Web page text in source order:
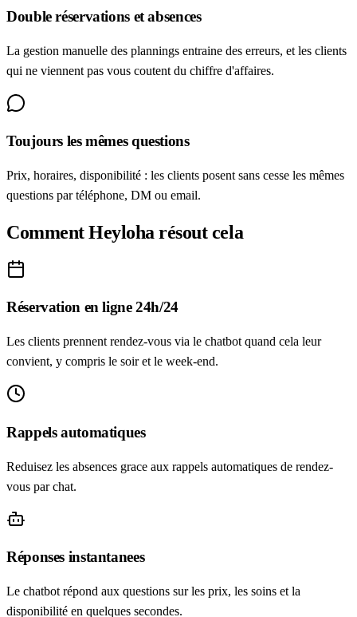
Double réservations et absences
La gestion manuelle des plannings entraine des erreurs, et les clients
qui ne viennent pas vous coutent du chiffre d'affaires.
Toujours les mêmes questions
Prix, horaires, disponibilité : les clients posent sans cesse les mêmes
questions par téléphone, DM ou email.
Comment Heyloha résout cela
Réservation en ligne 24h/24
Les clients prennent rendez-vous via le chatbot quand cela leur
convient, y compris le soir et le week-end.
Rappels automatiques
Reduisez les absences grace aux rappels automatiques de rendez-
vous par chat.
Réponses instantanees
Le chatbot répond aux questions sur les prix, les soins et la
disponibilité en quelques secondes.